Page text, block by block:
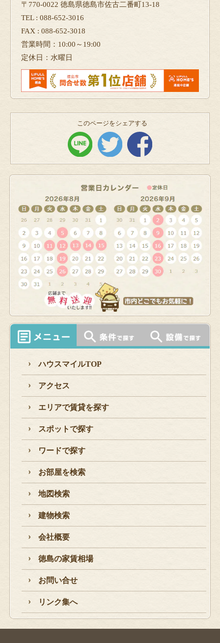
〒770-0022 徳島県徳島市佐古二番町13-18
TEL : 088-652-3016
FAX : 088-652-3018
営業時間：10:00～19:00
定休日：水曜日
このページをシェアする
ハウスマイルTOP
アクセス
エリアで賃貸を探す
スポットで探す
ワードで探す
お部屋を検索
地図検索
建物検索
会社概要
徳島の家賃相場
お問い合せ
リンク集へ